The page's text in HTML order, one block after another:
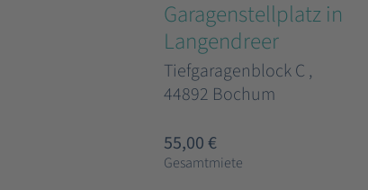
Garagenstellplatz in
Langendreer
Tiefgaragenblock C ,
44892 Bochum
55,00 €
Gesamtmiete